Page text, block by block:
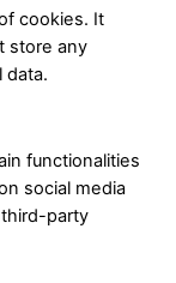
cookies. It
store any
data.
functionalities
social media
party